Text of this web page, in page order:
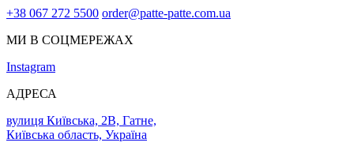
+38 067 272 5500 order@patte-patte.com.ua
МИ В СОЦМЕРЕЖАХ
Instagram
АДРЕСА
вулиця Київська, 2В, Гатне,
Київська область, Україна